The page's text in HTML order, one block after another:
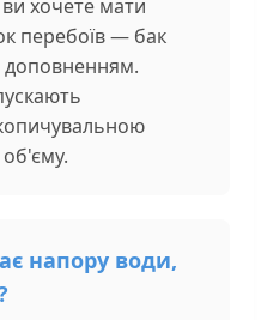
хочете мати
перебоїв — бак
напору води,